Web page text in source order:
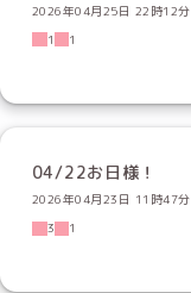
2026年04月25日 22時12分
1
1
04/22お日様！
2026年04月23日 11時47分
3
1